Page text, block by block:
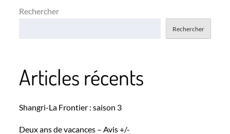
Rechercher
Rechercher
Articles récents
Shangri-La Frontier : saison 3
Deux ans de vacances – Avis +/-